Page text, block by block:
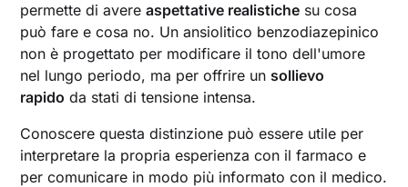
permette di avereaspettative realistiche su cosa
può fare e cosa no. Un ansiolitico benzodiazepinico
non è progettato per modificare il tono dell'umore
nel lungo periodo, ma per offrire un sollievo
rapido da stati di tensione intensa.
Conoscere questa distinzione può essere utile per
interpretare la propria esperienza con il farmaco e
per comunicare in modo più informato con il medico.